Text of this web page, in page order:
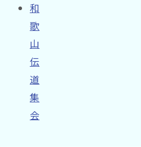
和
歌
山
伝
道
集
会